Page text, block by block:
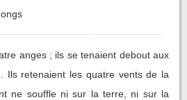
anges ; ils se tenaient debout aux
Ils retenaient les quatre vents de la
ne souffle ni sur la terre, ni sur la